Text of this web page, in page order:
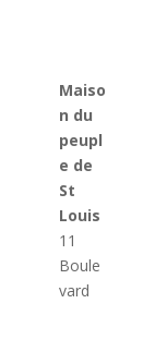
Maiso
n du
peupl
e de
St
Louis
11
Boule
vard